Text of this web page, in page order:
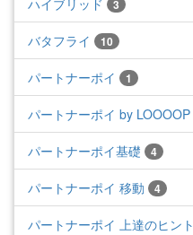
ハイブリッド 3
バタフライ 10
パートナーポイ 1
パートナーポイ by LOOOOP
パートナーポイ基礎 4
パートナーポイ 移動 4
パートナーポイ 上達のヒント